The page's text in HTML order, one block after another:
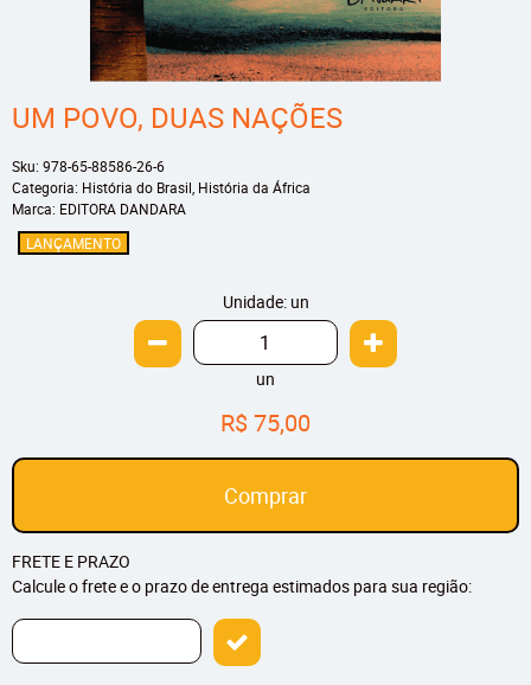
UM POVO, DUAS NAÇÕES
Sku: 978-65-88586-26-6
Categoria: História do Brasil História da África
Marca: EDITORA DANDARA
LANÇAMENTO
Unidade: un
un
R$ 75,00
Comprar
FRETE E PRAZO
Calcule o frete e o prazo de entrega estimados para sua região: